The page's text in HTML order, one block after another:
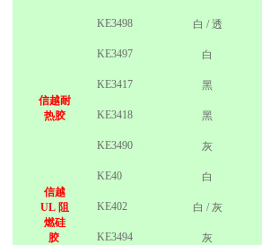
KE3498
白 /透
KE3497 白
信越耐
热胶
KE3417 黑
KE3418 黑
信越
UL 阻
燃硅
胶
KE3490 灰
KE40
白
KE402
白 / 灰
KE3494
灰